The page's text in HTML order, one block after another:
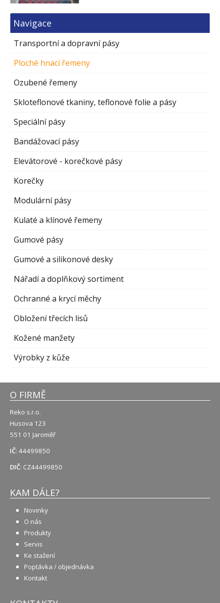
Navigace
Transportní a dopravní pásy
Ploché hnací řemeny
Ozubené řemeny
Skloteflonové tkaniny, teflonové folie a pásy
Speciální pásy
Bandážovací pásy
Elevátorové - korečkové pásy
Korečky
Modulární pásy
Kulaté a klínové řemeny
Gumové pásy
Gumové a silikonové desky
Nářadí a doplňkový sortiment
Ochranné a krycí měchy
Obložení třecích lisů
Kožené manžety
Výrobky z kůže
O FIRMĚ
Reko s.r.o.
Husova 123
551 01 Jaroměř
IČ: 44499850
DIČ: CZ44499850
KAM DÁLE?
Novinky
O nás
Produkty
Servis
Ke stažení
Poptávka / objednávka
Kontakt